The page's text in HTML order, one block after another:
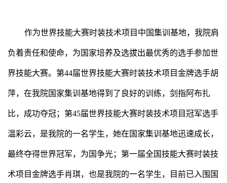
作为世界技能大赛时装技术项目中国集训基地，我院肩
负着责任和使命，为国家培养及选拔出最优秀的选手参加世
界技能大赛。第44届世界技能大赛时装技术项目金牌选手胡
萍，在我院国家集训基地得到了良好的训练，剑指阿布扎
比，成功夺冠；第45届世界技能大赛时装技术项目冠军选手
温彩云，是我院的一名学生，她在国家集训基地迅速成长，
最终夺得世界冠军，为国争光；第一届全国技能大赛时装技
术项目金牌选手肖琪，也是我院的一名学生，目前已入围国